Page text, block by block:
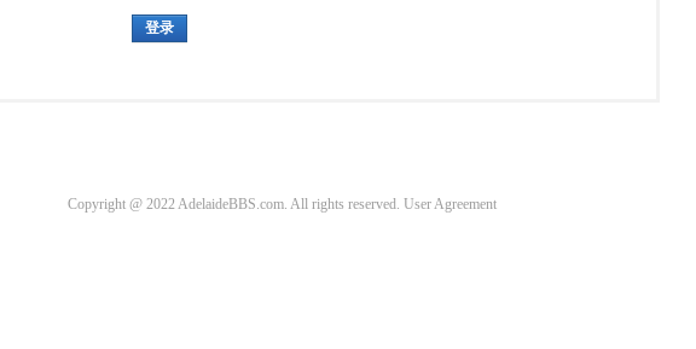
登录
Copyright @ 2022 AdelaideBBS.com. All rights reserved. User Agreement